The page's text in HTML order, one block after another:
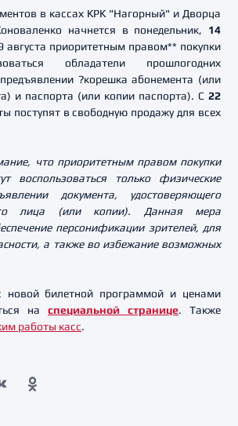
в кассах КРК "Нагорный" и Дворца
начнется в понедельник, 14
августа приоритетным правом** покупки
обладатели прошлогодних
?корешка абонемента (или
и паспорта (или копии паспорта). С 22
поступят в свободную продажу для всех
что приоритетным правом покупки
воспользоваться только физические
документа, удостоверяющего
лица (или копии). Данная мера
персонификации зрителей, для
а также во избежание возможных
новой билетной программой и ценами
на специальной странице. Также
работы касс.